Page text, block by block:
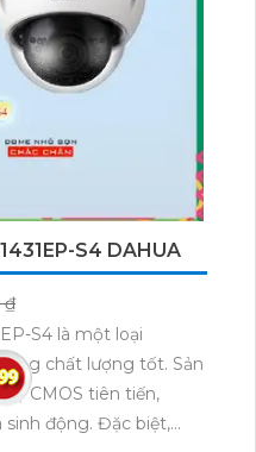
khả năng Full Color
xem ban đêm cũng
hơn bao giờ hết.
S4 DAHUA
₫
S4 là một loại
chất lượng tốt. Sản
CMOS tiên tiến,
sinh động. Đặc biệt,